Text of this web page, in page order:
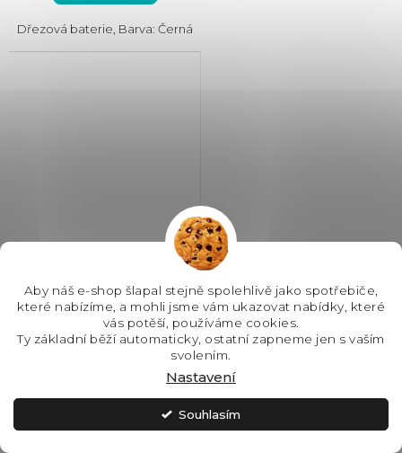
Aby náš e-shop šlapal stejně spolehlivě jako spotřebiče,
které nabízíme, a mohli jsme vám ukazovat nabídky, které
vás potěší, používáme cookies.
Ty základní běží automaticky, ostatní zapneme jen s vaším
svolením.
Nastavení
Souhlasím
Dřezová baterie, Barva: Černá
Novaservis 57014,0 Metalia
57 kuchyňská baterie,
chrom